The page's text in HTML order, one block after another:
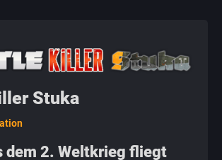
Stuka
dem 2. Weltkrieg fliegt